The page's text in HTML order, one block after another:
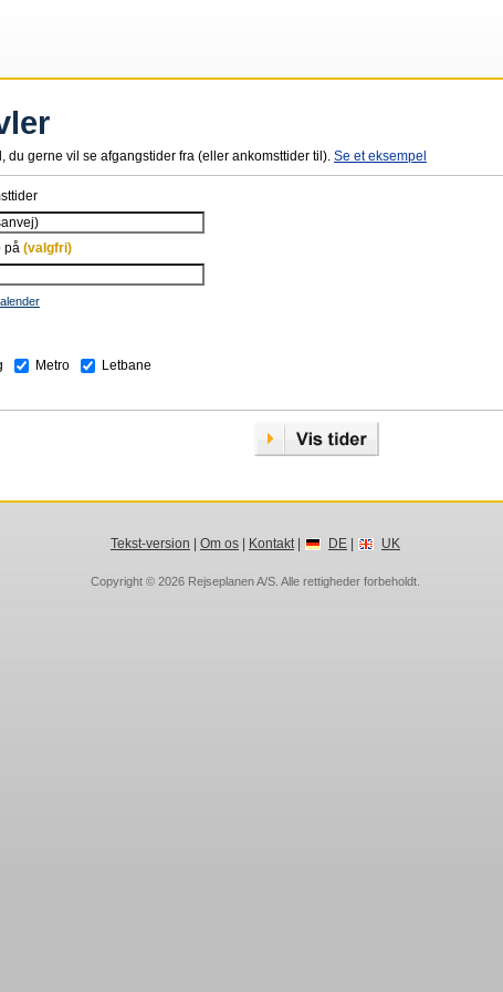
du gerne vil se afgangstider fra (eller ankomsttider til). Se et eksempel
på (valgfri)
Metro Letbane
Tekst-version Om os| Kontakt| DE| UK
Copyright © 2026 Rejseplanen A/S . Alle rettigheder forbeholdt.